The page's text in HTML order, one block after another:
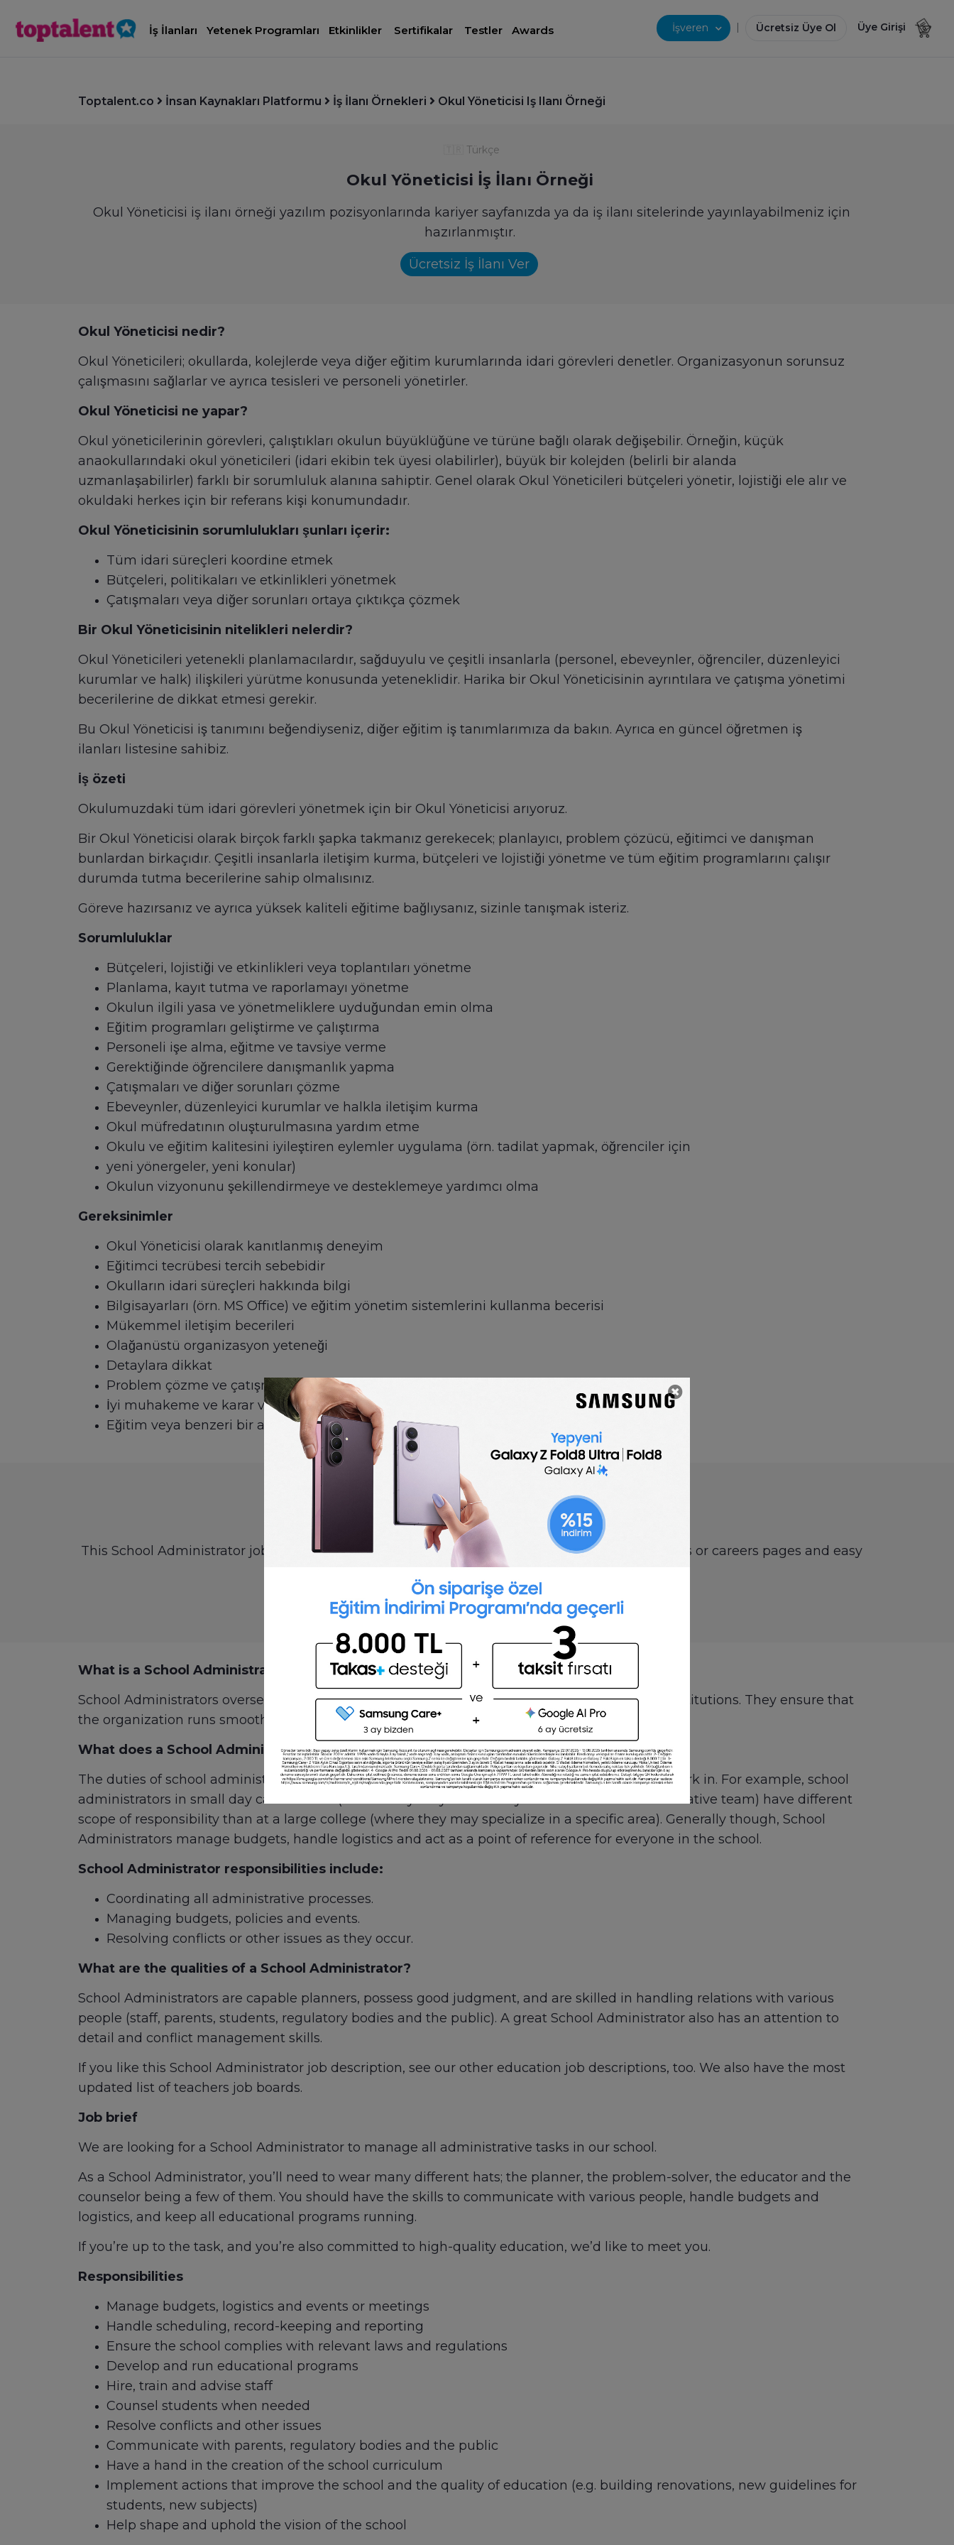
İş İlanları Yetenek Programları Etkinlikler Sertifikalar Testler Awards İşveren | Ücretsiz Üye Ol Üye Girişi
Toptalent.co İnsan Kaynakları Platformu İş İlanı Örnekleri Okul Yöneticisi Iş Ilanı Örneği
Türkçe
Okul Yöneticisi İş İlanı Örneği
Okul Yöneticisi iş ilanı örneği yazılım pozisyonlarında kariyer sayfanızda ya da iş ilanı sitelerinde yayınlayabilmeniz için
hazırlanmıştır.
Ücretsiz İş İlanı Ver
Okul Yöneticisi nedir?
Okul Yöneticileri; okullarda, kolejlerde veya diğer eğitim kurumlarında idari görevleri denetler. Organizasyonun sorunsuz
çalışmasını sağlarlar ve ayrıca tesisleri ve personeli yönetirler.
Okul Yöneticisi ne yapar?
Okul yöneticilerinin görevleri, çalıştıkları okulun büyüklüğüne ve türüne bağlı olarak değişebilir. Örneğin, küçük
anaokullarındaki okul yöneticileri (idari ekibin tek üyesi olabilirler), büyük bir kolejden (belirli bir alanda
uzmanlaşabilirler) farklı bir sorumluluk alanına sahiptir. Genel olarak Okul Yöneticileri bütçeleri yönetir, lojistiği ele alır ve
okuldaki herkes için bir referans kişi konumundadır.
Okul Yöneticisinin sorumlulukları şunları içerir:
Tüm idari süreçleri koordine etmek
Bütçeleri, politikaları ve etkinlikleri yönetmek
Çatışmaları veya diğer sorunları ortaya çıktıkça çözmek
Bir Okul Yöneticisinin nitelikleri nelerdir?
Okul Yöneticileri yetenekli planlamacılardır, sağduyulu ve çeşitli insanlarla (personel, ebeveynler, öğrenciler, düzenleyici
kurumlar ve halk) ilişkileri yürütme konusunda yeteneklidir. Harika bir Okul Yöneticisinin ayrıntılara ve çatışma yönetimi
becerilerine de dikkat etmesi gerekir.
Bu Okul Yöneticisi iş tanımını beğendiyseniz, diğer eğitim iş tanımlarımıza da bakın. Ayrıca en güncel öğretmen iş
ilanları listesine sahibiz.
İş özeti
Okulumuzdaki tüm idari görevleri yönetmek için bir Okul Yöneticisi arıyoruz.
Bir Okul Yöneticisi olarak birçok farklı şapka takmanız gerekecek; planlayıcı, problem çözücü, eğitimci ve danışman
bunlardan birkaçıdır. Çeşitli insanlarla iletişim kurma, bütçeleri ve lojistiği yönetme ve tüm eğitim programlarını çalışır
durumda tutma becerilerine sahip olmalısınız.
Göreve hazırsanız ve ayrıca yüksek kaliteli eğitime bağlıysanız, sizinle tanışmak isteriz.
Sorumluluklar
Bütçeleri, lojistiği ve etkinlikleri veya toplantıları yönetme
Planlama, kayıt tutma ve raporlamayı yönetme
Okulun ilgili yasa ve yönetmeliklere uyduğundan emin olma
Eğitim programları geliştirme ve çalıştırma
Personeli işe alma, eğitme ve tavsiye verme
Gerektiğinde öğrencilere danışmanlık yapma
Çatışmaları ve diğer sorunları çözme
Ebeveynler, düzenleyici kurumlar ve halkla iletişim kurma
Okul müfredatının oluşturulmasına yardım etme
Okulu ve eğitim kalitesini iyileştiren eylemler uygulama (örn. tadilat yapmak, öğrenciler için
yeni yönergeler, yeni konular)
Okulun vizyonunu şekillendirmeye ve desteklemeye yardımcı olma
Gereksinimler
Okul Yöneticisi olarak kanıtlanmış deneyim
Eğitimci tecrübesi tercih sebebidir
Okulların idari süreçleri hakkında bilgi
Bilgisayarları (örn. MS Office) ve eğitim yönetim sistemlerini kullanma becerisi
Mükemmel iletişim becerileri
Olağanüstü organizasyon yeteneği
Detaylara dikkat
Problem çözme ve çatışma çözme becerileri
İyi muhakeme ve karar verme yeteneği
Eğitim veya benzeri bir alanda derecesi; yüksek lisans derecesi tercih sebebidir.
🇬🇧English
School Administrator job description
This School Administrator job description template is optimized for posting to online job boards or careers pages and easy
to customize for your company.
Post a job for free
What is a School Administrator?
School Administrators oversee administrative tasks in schools, colleges or other educational institutions. They ensure that
the organization runs smoothly and they also manage facilities and staff.
What does a School Administrator do?
The duties of school administrators may vary depending on the size and type of school they work in. For example, school
administrators in small day care centers (where they may be the only member of the administrative team) have different
scope of responsibility than at a large college (where they may specialize in a specific area). Generally though, School
Administrators manage budgets, handle logistics and act as a point of reference for everyone in the school.
School Administrator responsibilities include:
Coordinating all administrative processes.
Managing budgets, policies and events.
Resolving conflicts or other issues as they occur.
What are the qualities of a School Administrator?
School Administrators are capable planners, possess good judgment, and are skilled in handling relations with various
people (staff, parents, students, regulatory bodies and the public). A great School Administrator also has an attention to
detail and conflict management skills.
If you like this School Administrator job description, see our other education job descriptions, too. We also have the most
updated list of teachers job boards.
Job brief
We are looking for a School Administrator to manage all administrative tasks in our school.
As a School Administrator, you’ll need to wear many different hats; the planner, the problem-solver, the educator and the
counselor being a few of them. You should have the skills to communicate with various people, handle budgets and
logistics, and keep all educational programs running.
If you’re up to the task, and you’re also committed to high-quality education, we’d like to meet you.
Responsibilities
Manage budgets, logistics and events or meetings
Handle scheduling, record-keeping and reporting
Ensure the school complies with relevant laws and regulations
Develop and run educational programs
Hire, train and advise staff
Counsel students when needed
Resolve conflicts and other issues
Communicate with parents, regulatory bodies and the public
Have a hand in the creation of the school curriculum
Implement actions that improve the school and the quality of education (e.g. building renovations, new guidelines for
students, new subjects)
Help shape and uphold the vision of the school